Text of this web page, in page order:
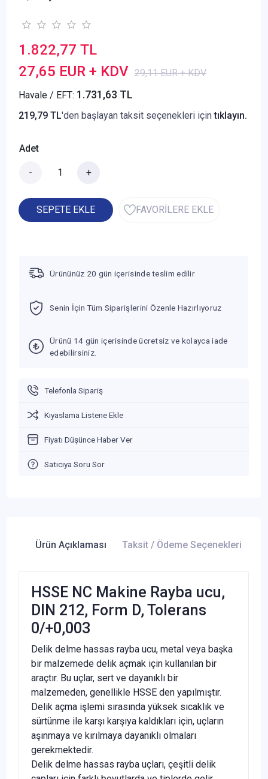
1.822,77 TL
27,65 EUR + KDV 29,11 EUR + KDV
Havale / EFT: 1.731,63 TL
219,79 TL'den başlayan taksit seçenekleri içintıklayın.
Adet
- +
SEPETE EKLE FAVORİLERE EKLE
Ürününüz 20 gün içerisinde teslim edilir
Senin İçin Tüm Siparişlerini Özenle Hazırlıyoruz
Ürünü 14 gün içerisinde ücretsiz ve kolayca iade
edebilirsiniz.
Telefonla Sipariş
Kıyaslama Listene Ekle
Fiyatı Düşünce Haber Ver
Satıcıya Soru Sor
Ürün Açıklaması Taksit / Ödeme Seçenekleri
HSSE NC Makine Rayba ucu,
DIN 212, Form D, Tolerans
0/+0,003
Delik delme hassas rayba ucu, metal veya başka
bir malzemede delik açmak için kullanılan bir
araçtır. Bu uçlar, sert ve dayanıklı bir
malzemeden, genellikle HSSE den yapılmıştır.
Delik açma işlemi sırasında yüksek sıcaklık ve
sürtünme ile karşı karşıya kaldıkları için, uçların
aşınmaya ve kırılmaya dayanıklı olmaları
gerekmektedir.
Delik delme hassas rayba uçları, çeşitli delik